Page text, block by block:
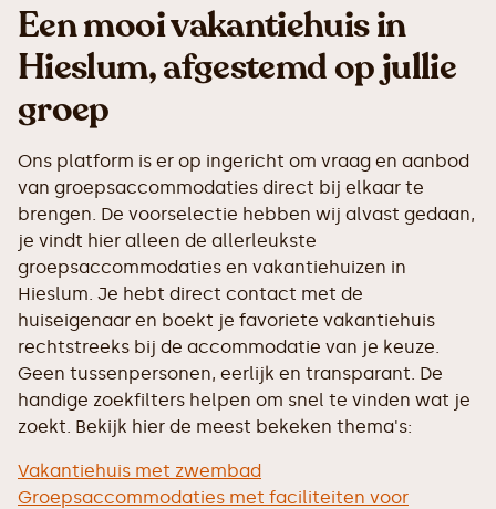
Een mooi vakantiehuis in
Hieslum, afgestemd op jullie
groep
Ons platform is er op ingericht om vraag en aanbod
van groepsaccommodaties direct bij elkaar te
brengen. De voorselectie hebben wij alvast gedaan,
je vindt hier alleen de allerleukste
groepsaccommodaties en vakantiehuizen in
Hieslum. Je hebt direct contact met de
huiseigenaar en boekt je favoriete vakantiehuis
rechtstreeks bij de accommodatie van je keuze.
Geen tussenpersonen, eerlijk en transparant. De
handige zoekfilters helpen om snel te vinden wat je
zoekt. Bekijk hier de meest bekeken thema's:
Vakantiehuis met zwembad
Groepsaccommodaties met faciliteiten voor